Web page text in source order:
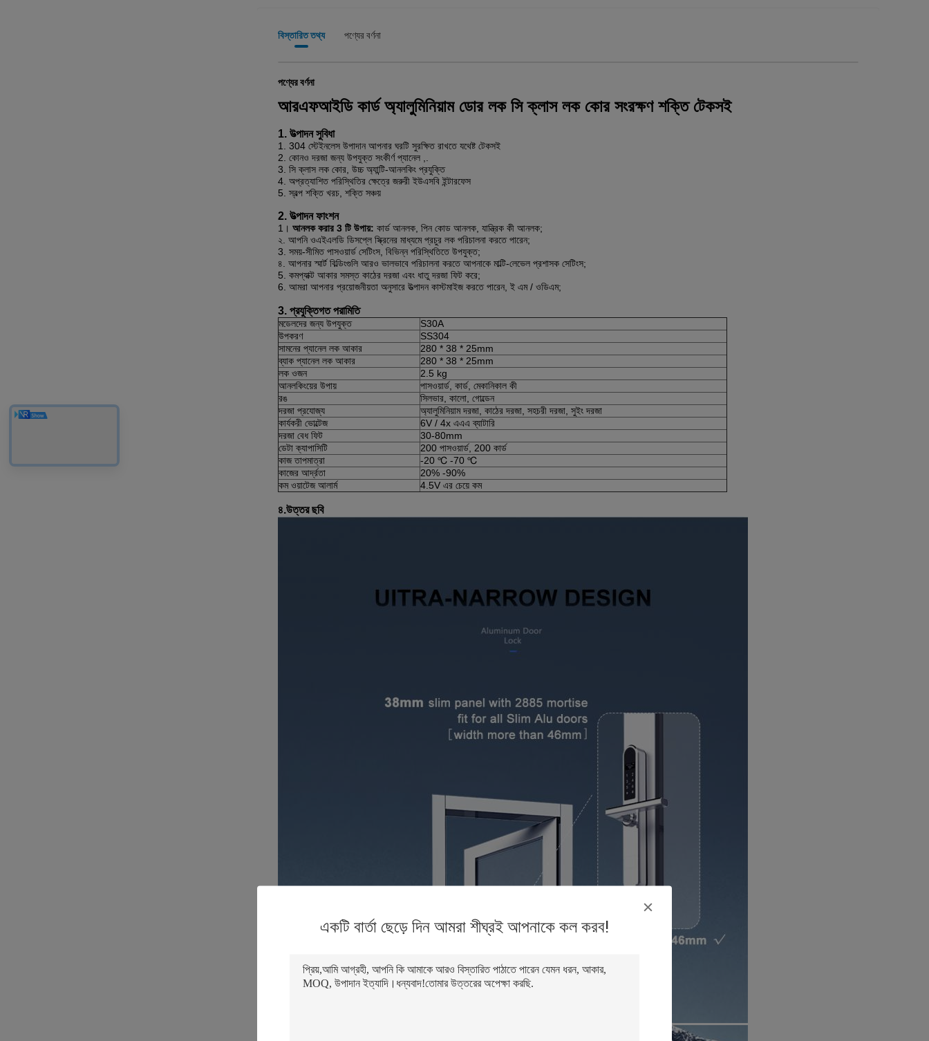
বিস্তারিত তথ্য পণ্যের বর্ণনা
পণ্যের বর্ণনা
আরএফআইডি কার্ড অ্যালুমিনিয়াম ডোর লক সি ক্লাস লক কোর সংরক্ষণ শক্তি টেকসই
1. উত্পাদন সুবিধা
1. 304 স্টেইনলেস উপাদান আপনার ঘরটি সুরক্ষিত রাখতে যথেষ্ট টেকসই
2. কোনও দরজা জন্য উপযুক্ত সংকীর্ণ প্যানেল ,.
3. সি ক্লাস লক কোর, উচ্চ অ্যান্টি-আনলকিং প্রযুক্তি
4. অপ্রত্যাশিত পরিস্থিতির ক্ষেত্রে জরুরী ইউএসবি ইন্টারফেস
5. স্বল্প শক্তি খরচ, শক্তি সঞ্চয়
2. উত্পাদন ফাংশন
1। আনলক করার 3 টি উপায়: কার্ড আনলক, পিন কোড আনলক, যান্ত্রিক কী আনলক;
২. আপনি ওএইএলডি ডিসপ্লে স্ক্রিনের মাধ্যমে প্রচুর লক পরিচালনা করতে পারেন;
3. সময়-সীমিত পাসওয়ার্ড সেটিংস, বিভিন্ন পরিস্থিতিতে উপযুক্ত;
৪. আপনার স্মার্ট বিল্ডিংগুলি আরও ভালভাবে পরিচালনা করতে আপনাকে মাল্টি-লেভেল প্রশাসক সেটিংস;
5. কমপ্যাক্ট আকার সমস্ত কাঠের দরজা এবং ধাতু দরজা ফিট করে;
6. আমরা আপনার প্রয়োজনীয়তা অনুসারে উত্পাদন কাস্টমাইজ করতে পারেন, ই এম / ওডিএম;
3. প্রযুক্তিগত পরামিতি
মডেলদের জন্য উপযুক্ত
S30A
উপকরণ
SS304
সামনের প্যানেল লক আকার
280 * 38 * 25mm
ব্যাক প্যানেল লক আকার
280 * 38 * 25mm
লক ওজন
2.5 kg
আনলকিংয়ের উপায়
পাসওয়ার্ড, কার্ড, মেকানিকাল কী
রঙ
সিলভার, কালো, গোল্ডেন
দরজা প্রযোজ্য
অ্যালুমিনিয়াম দরজা, কাঠের দরজা, সহচরী দরজা, সুইং দরজা
কার্যকরী ভোল্টেজ
6V / 4x এএএ ব্যাটারি
দরজা বেধ ফিট
30-80mm
ডেটা ক্যাপাসিটি
200 পাসওয়ার্ড, 200 কার্ড
কাজ তাপমাত্রা
-20 ℃ -70 ℃
কাজের আর্দ্রতা
20% -90%
কম ওয়াটেজ আলার্ম
4.5V এর চেয়ে কম
৪.উত্তর ছবি
একটি বার্তা ছেড়ে দিন আমরা শীঘ্রই আপনাকে কল করব!